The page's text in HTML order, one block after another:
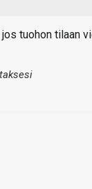
tuohon tilaan